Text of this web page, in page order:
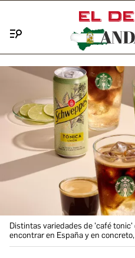
Distintas variedades de 'café
encontrar en España y en